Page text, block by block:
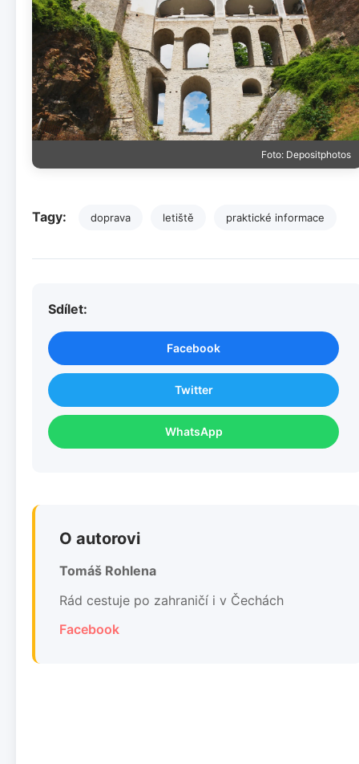
Foto: Depositphotos
Tagy: doprava letiště praktické informace
Sdílet:
Facebook
Twitter
WhatsApp
O autorovi
Tomáš Rohlena
Rád cestuje po zahraničí i v Čechách
Facebook